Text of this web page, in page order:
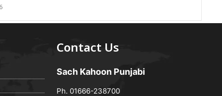
Contact Us
Sach Kahoon Punjabi
Ph. 01666-238700